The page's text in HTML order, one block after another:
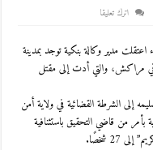
اترك تعليقا
مدير وكالة بنكية توجد بمدينة
مراكش، والتي أدت إلى مقتل
إلى الشرطة القضائية في ولاية أمن
من قاضي التحقيق باستئنافية
شخصًا.